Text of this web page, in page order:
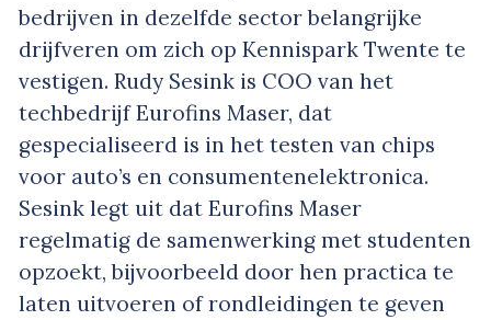
bedrijven in dezelfde sector belangrijke
drijfveren om zich op Kennispark Twente te
vestigen. Rudy Sesink is COO van het
techbedrijf Eurofins Maser, dat
gespecialiseerd is in het testen van chips
voor auto’s en consumentenelektronica.
Sesink legt uit dat Eurofins Maser
regelmatig de samenwerking met studenten
opzoekt, bijvoorbeeld door hen practica te
laten uitvoeren of rondleidingen te geven